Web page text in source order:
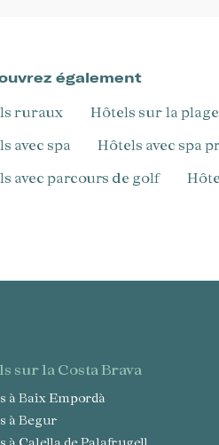
également
ruraux Hôtels sur la plage
avec spa
Hôtels avec spa
avec parcours de golf
sur la Costa Brava
à Baix Empordà
à Begur